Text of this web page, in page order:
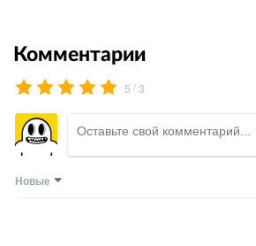
Комментарии
5 /3
Новые